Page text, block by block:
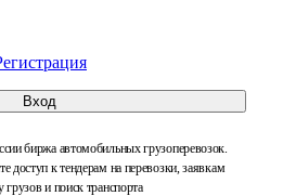
Вход
биржа автомобильных грузоперевозок.
доступ к тендерам на перевозки, заявкам
грузов и поиск транспорта